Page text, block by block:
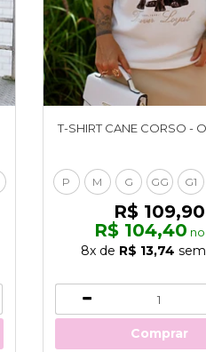
T-SHIRT CANE CORSO -
P M G GG G1
R$ 109,90
R$ 104,40
8xde R$ 13,74
Comprar